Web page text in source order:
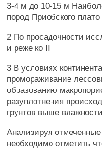
3-4 м до 10-15 м
пород Приобского
2 По просадочности
и реже ко II
3 В условиях
промораживание
образованию
разуплотнения
грунтов выше
Анализируя
необходимо отметить